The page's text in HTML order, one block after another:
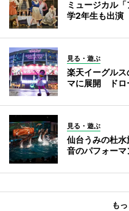
ミュージカル
学2年生も出演
見る・遊ぶ
楽天イーグル
マに展開 ドロ
見る・遊ぶ
仙台うみの杜
音のパフォーマ
も